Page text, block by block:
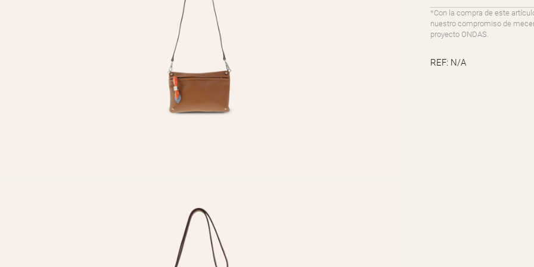
*Con la compra de este
nuestro compromiso de
proyecto ONDAS.
REF: N/A